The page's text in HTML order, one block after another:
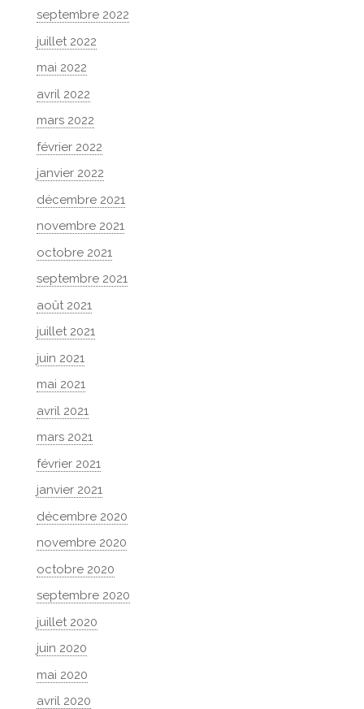
septembre 2022
juillet 2022
mai 2022
avril 2022
mars 2022
février 2022
janvier 2022
décembre 2021
novembre 2021
octobre 2021
septembre 2021
août 2021
juillet 2021
juin 2021
mai 2021
avril 2021
mars 2021
février 2021
janvier 2021
décembre 2020
novembre 2020
octobre 2020
septembre 2020
juillet 2020
juin 2020
mai 2020
avril 2020